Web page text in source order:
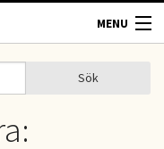
MENU
Sök